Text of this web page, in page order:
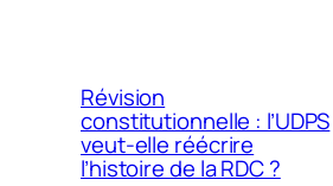
Révision
constitutionnelle : l’UDPS
veut-elle réécrire
l’histoire de la RDC ?